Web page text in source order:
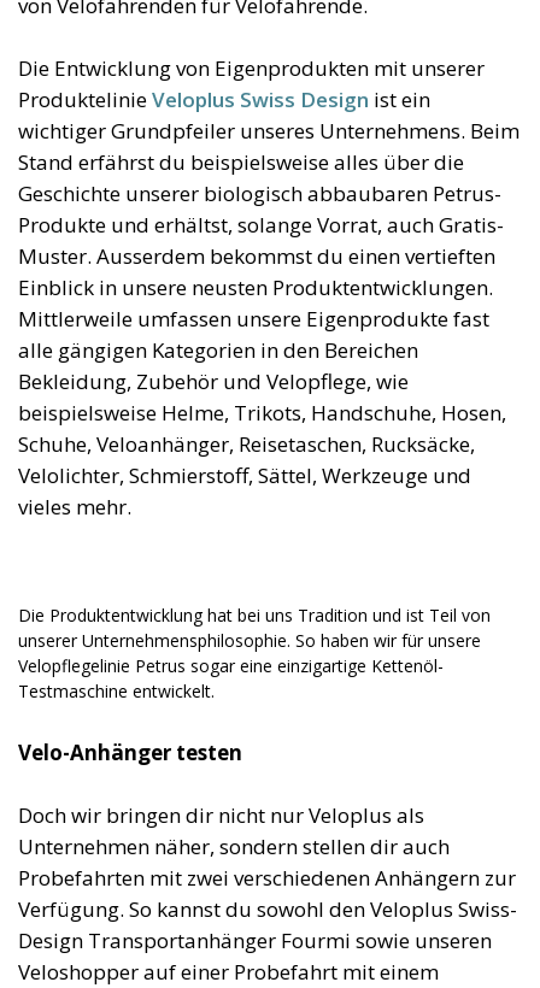
von Velofahrenden für Velofahrende.
Die Entwicklung von Eigenprodukten mit unserer
ProduktelinieVeloplus Swiss Design ist ein
wichtiger Grundpfeiler unseres Unternehmens. Beim
Stand erfährst du beispielsweise alles über die
Geschichte unserer biologisch abbaubaren Petrus-
Produkte und erhältst, solange Vorrat, auch Gratis-
Muster. Ausserdem bekommst du einen vertieften
Einblick in unsere neusten Produktentwicklungen.
Mittlerweile umfassen unsere Eigenprodukte fast
alle gängigen Kategorien in den Bereichen
Bekleidung, Zubehör und Velopflege, wie
beispielsweise Helme, Trikots, Handschuhe, Hosen,
Schuhe, Veloanhänger, Reisetaschen, Rucksäcke,
Velolichter, Schmierstoff, Sättel, Werkzeuge und
vieles mehr.
Die Produktentwicklung hat bei uns Tradition und ist Teil von
unserer Unternehmensphilosophie. So haben wir für unsere
Velopflegelinie Petrus sogar eine einzigartige Kettenöl-
Testmaschine entwickelt.
Velo-Anhänger testen
Doch wir bringen dir nicht nur Veloplus als
Unternehmen näher, sondern stellen dir auch
Probefahrten mit zwei verschiedenen Anhängern zur
Verfügung. So kannst du sowohl den Veloplus Swiss-
Design Transportanhänger Fourmi sowie unseren
Veloshopper auf einer Probefahrt mit einem